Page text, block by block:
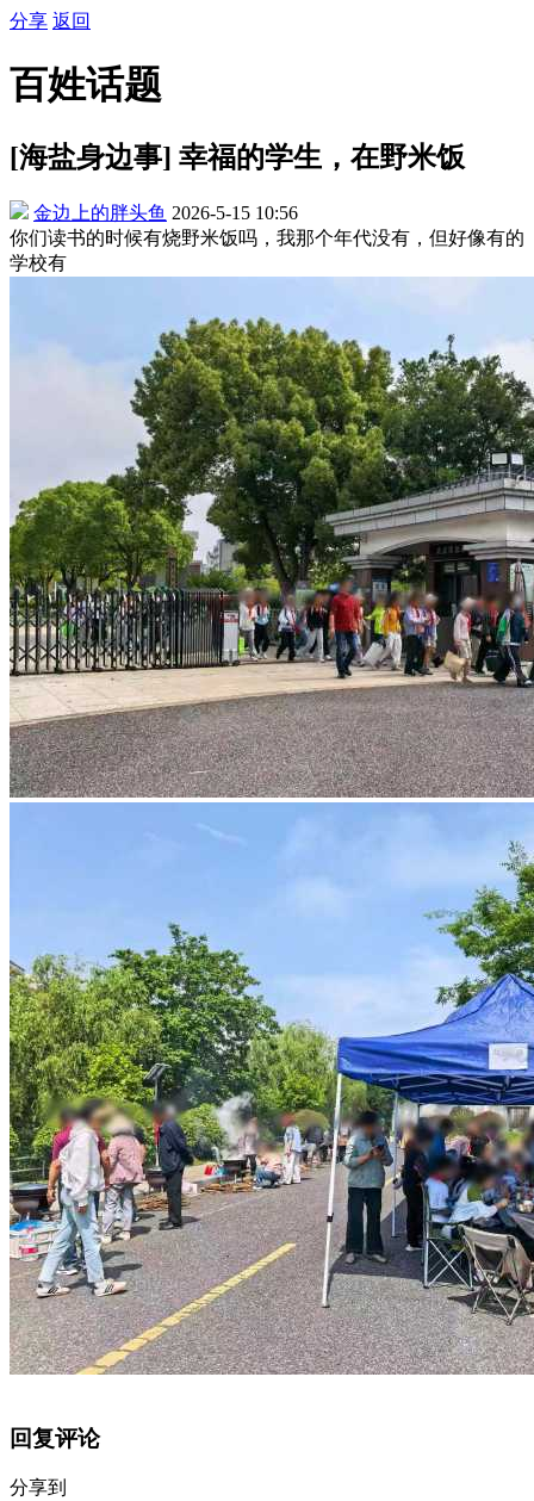
分享 返回
百姓话题
[海盐身边事] 幸福的学生，在野米饭
金边上的胖头鱼 2026-5-15 10:56
你们读书的时候有烧野米饭吗，我那个年代没有，但好像有的
学校有
回复评论
分享到